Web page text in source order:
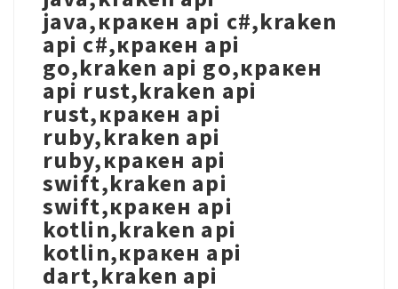
java,кракен api c#,kraken
api c#,кракен api
go,kraken api go,кракен
api rust,kraken api
rust,кракен api
ruby,kraken api
ruby,кракен api
swift,kraken api
swift,кракен api
kotlin,kraken api
kotlin,кракен api
dart,kraken api